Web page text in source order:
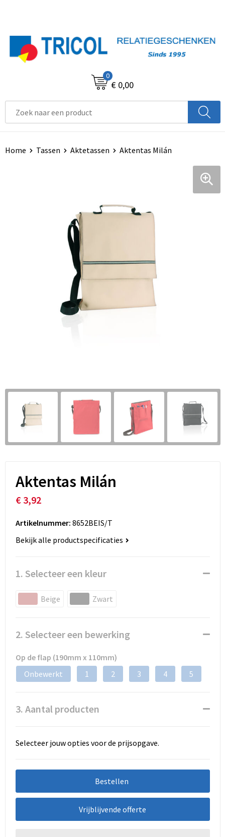
0
€ 0,00
Home Tassen Aktetassen Aktentas Milán
Aktentas Milán
€ 3,92
Artikelnummer: 8652BEIS/T
Bekijk alle productspecificaties
1. Selecteer een kleur
Beige Zwart
2. Selecteer een bewerking
Op de flap (190mm x 110mm)
Onbewerkt
1 2 3 4 5
3. Aantal producten
Selecteer jouw opties voor de prijsopgave.
Bestellen
Vrijblijvende offerte